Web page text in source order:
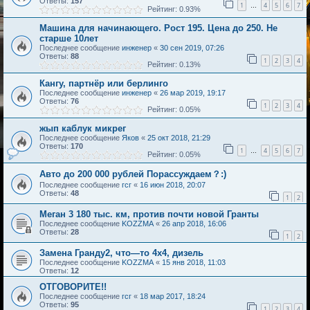
1 … 4 5 6 7
Рейтинг: 0.93%
Машина для начинающего. Рост 195. Цена до 250. Не
старше 10лет
Последнее сообщение инженер « 30 сен 2019, 07:26
Ответы: 88 1 2 3 4
Рейтинг: 0.13%
Кангу, партнёр или берлинго
Последнее сообщение инженер « 26 мар 2019, 19:17
Ответы: 76 1 2 3 4
Рейтинг: 0.05%
жып каблук микрег
Последнее сообщение Яков « 25 окт 2018, 21:29
Ответы: 170 1 … 4 5 6 7
Рейтинг: 0.05%
Авто до 200 000 рублей Порассуждаем？:)
Последнее сообщение гсг « 16 июн 2018, 20:07
Ответы: 48 1 2
Меган 3 180 тыс. км, против почти новой Гранты
Последнее сообщение KOZZMA « 26 апр 2018, 16:06
Ответы: 28 1 2
Замена Гранду2, что—то 4х4, дизель
Последнее сообщение KOZZMA « 15 янв 2018, 11:03
Ответы: 12
ОТГОВОРИТЕ!!
Последнее сообщение гсг « 18 мар 2017, 18:24
Ответы: 95